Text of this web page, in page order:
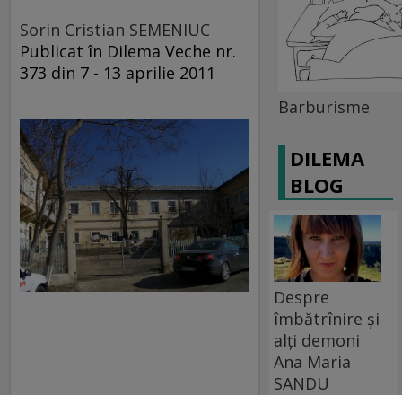
Sorin Cristian SEMENIUC
Publicat în Dilema Veche nr.
373 din 7 - 13 aprilie 2011
Barburisme
DILEMA
BLOG
Despre
îmbătrînire și
alți demoni
Ana Maria
SANDU